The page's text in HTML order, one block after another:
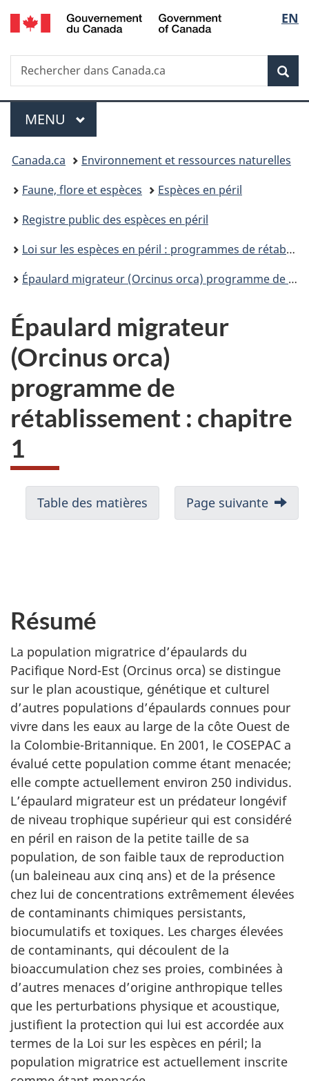
Passer
au
principal
Passer
à
Au
du
Passer
à
version
simplifiée
de
la
EN
Recherche
Rechercher
dans
Menu
MENU PRINCIPAL
Vous
êtes
ici :
Canada.ca
Environnement et ressources naturelles
Faune, flore et espèces
Espèces en péril
Registre public des espèces en péril
Loi sur les espèces en péril : programmes de rétablissement
Épaulard migrateur (Orcinus orca) programme de rétablissement
Épaulard migrateur
(Orcinus orca)
programme de
rétablissement : chapitre
1
Table des matières Page suivante
Résumé
La population migratrice d’épaulards du
Pacifique Nord-Est (Orcinus orca) se distingue
sur le plan acoustique, génétique et culturel
d’autres populations d’épaulards connues pour
vivre dans les eaux au large de la côte Ouest de
la Colombie-Britannique. En 2001, le COSEPAC a
évalué cette population comme étant menacée;
elle compte actuellement environ 250 individus.
L’épaulard migrateur est un prédateur longévif
de niveau trophique supérieur qui est considéré
en péril en raison de la petite taille de sa
population, de son faible taux de reproduction
(un baleineau aux cinq ans) et de la présence
chez lui de concentrations extrêmement élevées
de contaminants chimiques persistants,
biocumulatifs et toxiques. Les charges élevées
de contaminants, qui découlent de la
bioaccumulation chez ses proies, combinées à
d’autres menaces d’origine anthropique telles
que les perturbations physique et acoustique,
justifient la protection qui lui est accordée aux
termes de la Loi sur les espèces en péril; la
population migratrice est actuellement inscrite